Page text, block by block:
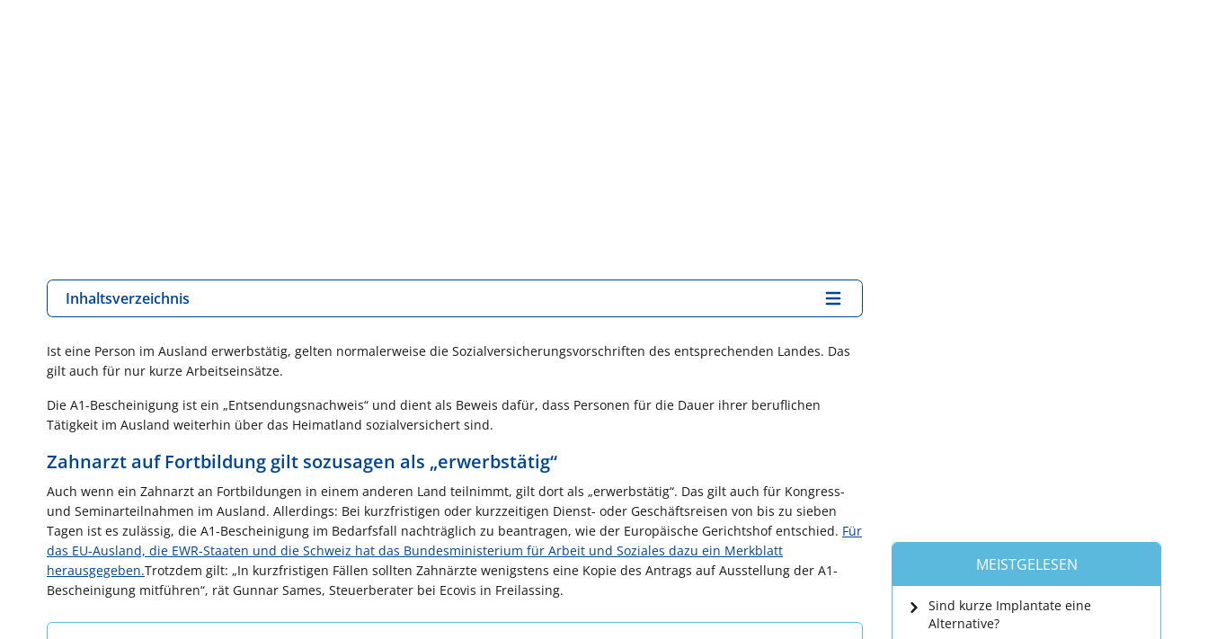
Inhaltsverzeichnis
Ist eine Person im Ausland erwerbstätig, gelten normalerweise die Sozialversicherungsvorschriften des entsprechenden Landes. Das
gilt auch für nur kurze Arbeitseinsätze.
Die A1-Bescheinigung ist ein „Entsendungsnachweis“ und dient als Beweis dafür, dass Personen für die Dauer ihrer beruflichen
Tätigkeit im Ausland weiterhin über das Heimatland sozialversichert sind.
Zahnarzt auf Fortbildung gilt sozusagen als „erwerbstätig“
Auch wenn ein Zahnarzt an Fortbildungen in einem anderen Land teilnimmt, gilt dort als „erwerbstätig“. Das gilt auch für Kongress-
und Seminarteilnahmen im Ausland. Allerdings: Bei kurzfristigen oder kurzzeitigen Dienst- oder Geschäftsreisen von bis zu sieben
Tagen ist es zulässig, die A1-Bescheinigung im Bedarfsfall nachträglich zu beantragen, wie der Europäische Gerichtshof entschied. Für
das EU-Ausland, die EWR-Staaten und die Schweiz hat das Bundesministerium für Arbeit und Soziales dazu ein Merkblatt
herausgegeben.Trotzdem gilt: „In kurzfristigen Fällen sollten Zahnärzte wenigstens eine Kopie des Antrags auf Ausstellung der A1-
Bescheinigung mitführen“, rät Gunnar Sames, Steuerberater bei Ecovis in Freilassing.
MEISTGELESEN
Sind kurze Implantate eine
Alternative?